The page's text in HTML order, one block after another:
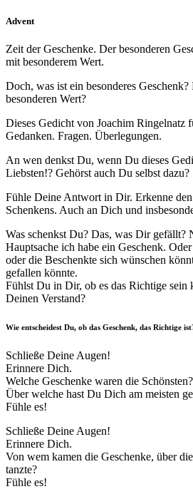
Advent
Zeit der Geschenke. Der besonderen
mit besonderem Wert.
Doch, was ist ein besonderes
besonderen Wert?
Dieses Gedicht von Joachim Ringelnatz
Gedanken. Fragen. Überlegungen.
An wen denkst Du, wenn Du dieses
Liebsten!? Gehörst auch Du selbst dazu?
Fühle Deine Antwort in Dir. Erkenne
Schenkens. Auch an Dich und
Was schenkst Du? Das, was Dir gefällt?
Hauptsache ich habe ein Geschenk.
oder die Beschenkte sich wünschen
gefallen könnte.
Fühlst Du in Dir, ob es das Richtige sein
Deinen Verstand?
Wie entscheidest Du, ob das Geschenk, das Richtige
Schließe Deine Augen!
Erinnere Dich.
Welche Geschenke waren die Schönsten?
Über welche hast Du Dich am meisten
Fühle es!
Schließe Deine Augen!
Erinnere Dich.
Von wem kamen die Geschenke, über
tanzte?
Fühle es!